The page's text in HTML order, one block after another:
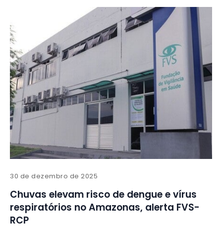
30 de dezembro de 2025
Chuvas elevam risco de dengue e vírus
respiratórios no Amazonas, alerta FVS-
RCP